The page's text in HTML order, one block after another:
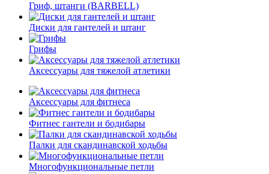
Гриф, штанги (BARBELL)
Диски для гантелей и штанг
Грифы
Аксессуары для тяжелой атлетики
Аксессуары для фитнеса
Фитнес гантели и бодибары
Палки для скандинавской ходьбы
Многофункциональные петли